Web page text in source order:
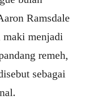
Ramsdale
maki menjadi
remeh,
sebagai